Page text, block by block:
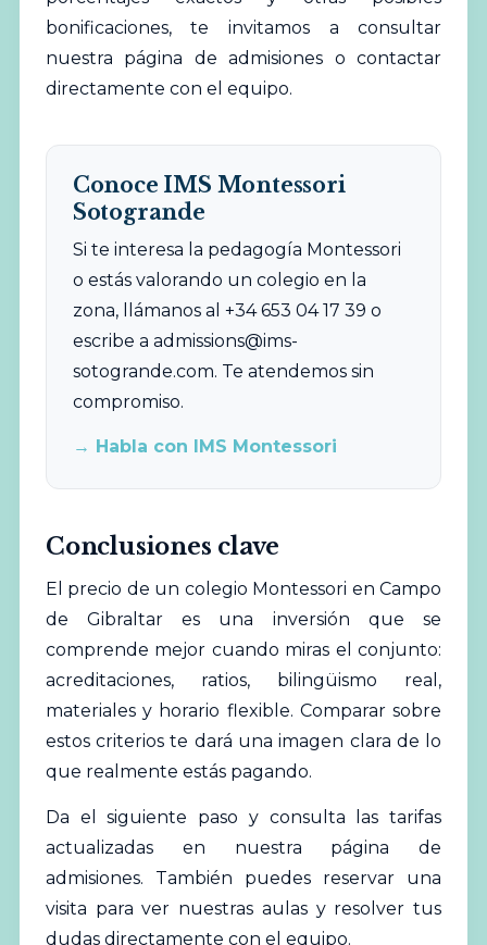
bonificaciones, te invitamos a consultar
nuestra página de admisiones o contactar
directamente con el equipo.
Conoce IMS Montessori
Sotogrande
Si te interesa la pedagogía Montessori
o estás valorando un colegio en la
zona, llámanos al +34 653 04 17 39 o
escribe a admissions@ims-
sotogrande.com. Te atendemos sin
compromiso.
→ Habla con IMS Montessori
Conclusiones clave
El precio de un colegio Montessori en Campo
de Gibraltar es una inversión que se
comprende mejor cuando miras el conjunto:
acreditaciones, ratios, bilingüismo real,
materiales y horario flexible. Comparar sobre
estos criterios te dará una imagen clara de lo
que realmente estás pagando.
Da el siguiente paso y consulta las tarifas
actualizadas en nuestra página de
admisiones. También puedes reservar una
visita para ver nuestras aulas y resolver tus
dudas directamente con el equipo.